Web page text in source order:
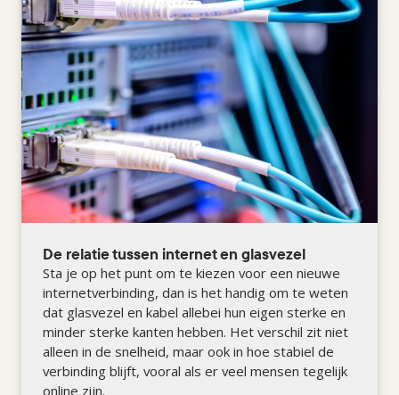
De relatie tussen internet en glasvezel
Sta je op het punt om te kiezen voor een nieuwe
internetverbinding, dan is het handig om te weten
dat glasvezel en kabel allebei hun eigen sterke en
minder sterke kanten hebben. Het verschil zit niet
alleen in de snelheid, maar ook in hoe stabiel de
verbinding blijft, vooral als er veel mensen tegelijk
online zijn.